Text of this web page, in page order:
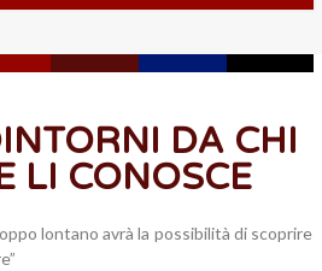
DA CHI
LI CONOSCE
lontano avrà la possibilità di scoprire